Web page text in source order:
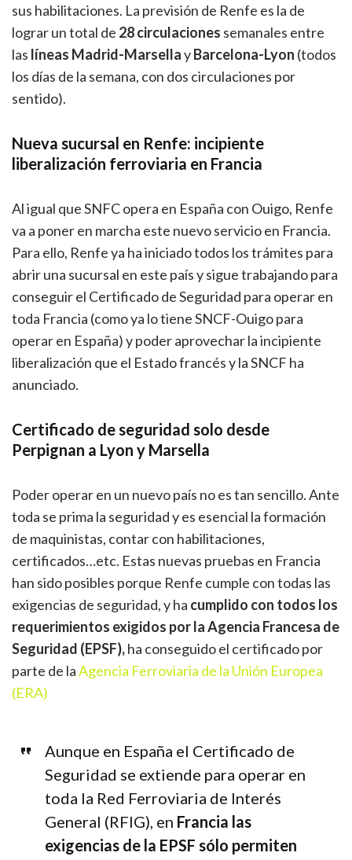
sus habilitaciones. La previsión de Renfe es la de
lograr un total de 28 circulaciones semanales entre
las líneas Madrid-MarsellayBarcelona-Lyon (todos
los días de la semana, con dos circulaciones por
sentido).
Nueva sucursal en Renfe: incipiente
liberalización ferroviaria en Francia
Al igual que SNFC opera en España con Ouigo, Renfe
va a poner en marcha este nuevo servicio en Francia.
Para ello, Renfe ya ha iniciado todos los trámites para
abrir una sucursal en este país y sigue trabajando para
conseguir el Certificado de Seguridad para operar en
toda Francia (como ya lo tiene SNCF-Ouigo para
operar en España) y poder aprovechar la incipiente
liberalización que el Estado francés y la SNCF ha
anunciado.
Certificado de seguridad solo desde
Perpignan a Lyon y Marsella
Poder operar en un nuevo país no es tan sencillo. Ante
toda se prima la seguridad y es esencial la formación
de maquinistas, contar con habilitaciones,
certificados…etc. Estas nuevas pruebas en Francia
han sido posibles porque Renfe cumple con todas las
exigencias de seguridad, y ha cumplido con todos los
requerimientos exigidos por la Agencia Francesa de
Seguridad (EPSF),ha conseguido el certificado por
parte de laAgencia Ferroviaria de la Unión Europea
(ERA)
Aunque en España el Certificado de
Seguridad se extiende para operar en
toda la Red Ferroviaria de Interés
General (RFIG), en Francia las
exigencias de la EPSF sólo permiten